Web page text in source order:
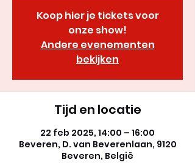
Koop hier je tickets voor
onze show!
Andere evenementen
bekijken
Tijd en locatie
22 feb 2025, 14:00 – 16:00
Beveren, D. van Beverenlaan, 9120
Beveren, België